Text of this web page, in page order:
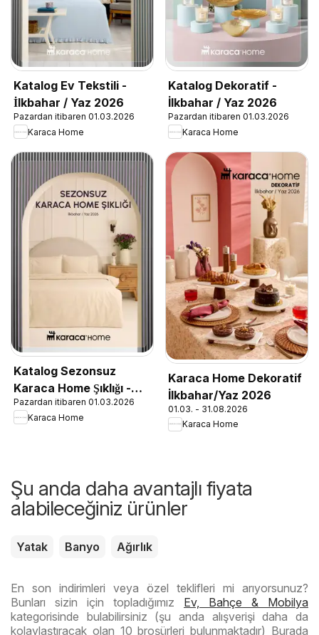
Katalog Ev Tekstili -
İlkbahar / Yaz 2026
Pazardan itibaren 01.03.2026
Karaca Home
Katalog Dekoratif -
İlkbahar / Yaz 2026
Pazardan itibaren 01.03.2026
Karaca Home
Katalog Sezonsuz
Karaca Home Şıklığı -
İlkbahar / Yaz 2026
Pazardan itibaren 01.03.2026
Karaca Home
Karaca Home Dekoratif
İlkbahar/Yaz 2026
01.03. - 31.08.2026
Karaca Home
Şu anda daha avantajlı fiyata
alabileceğiniz ürünler
Yatak Banyo Ağırlık
En son indirimleri veya özel teklifleri mi arıyorsunuz?
Bunları sizin için topladığımız Ev, Bahçe & Mobilya
kategorisinde bulabilirsiniz (şu anda alışverişi daha da
kolaylaştıracak olan 10 broşürleri bulunmaktadır) Burada